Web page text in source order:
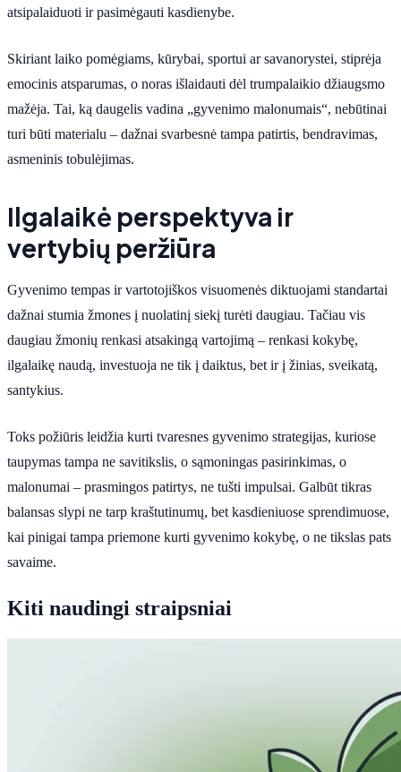
atsipalaiduoti ir pasimėgauti kasdienybe.
Skiriant laiko pomėgiams, kūrybai, sportui ar savanorystei, stiprėja
emocinis atsparumas, o noras išlaidauti dėl trumpalaikio džiaugsmo
mažėja. Tai, ką daugelis vadina „gyvenimo malonumais“, nebūtinai
turi būti materialu – dažnai svarbesnė tampa patirtis, bendravimas,
asmeninis tobulėjimas.
Ilgalaikė perspektyva ir
vertybių peržiūra
Gyvenimo tempas ir vartotojiškos visuomenės diktuojami standartai
dažnai stumia žmones į nuolatinį siekį turėti daugiau. Tačiau vis
daugiau žmonių renkasi atsakingą vartojimą – renkasi kokybę,
ilgalaikę naudą, investuoja ne tik į daiktus, bet ir į žinias, sveikatą,
santykius.
Toks požiūris leidžia kurti tvaresnes gyvenimo strategijas, kuriose
taupymas tampa ne savitikslis, o sąmoningas pasirinkimas, o
malonumai – prasmingos patirtys, ne tušti impulsai. Galbūt tikras
balansas slypi ne tarp kraštutinumų, bet kasdieniuose sprendimuose,
kai pinigai tampa priemone kurti gyvenimo kokybę, o ne tikslas pats
savaime.
Kiti naudingi straipsniai